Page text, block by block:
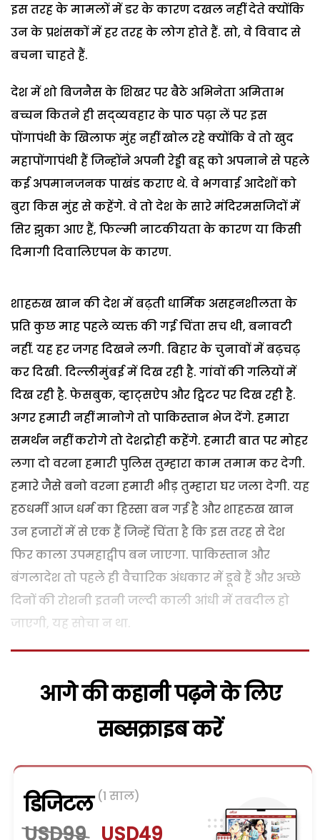
इस तरह के मामलों में डर के कारण दखल नहीं देते क्योंकि
उन के प्रशंसकों में हर तरह के लोग होते हैं. सो, वे विवाद से
बचना चाहते हैं.
देश में शो बिजनैस के शिखर पर बैठे अभिनेता अमिताभ
बच्चन कितने ही सद्व्यवहार के पाठ पढ़ा लें पर इस
पोंगापंथी के खिलाफ मुंह नहीं खोल रहे क्योंकि वे तो खुद
महापोंगापंथी हैं जिन्होंने अपनी रेड्डी बहू को अपनाने से पहले
कई अपमानजनक पाखंड कराए थे. वे भगवाई आदेशों को
बुरा किस मुंह से कहेंगे. वे तो देश के सारे मंदिरमसजिदों में
सिर झुका आए हैं, फिल्मी नाटकीयता के कारण या किसी
दिमागी दिवालिएपन के कारण.
शाहरुख खान की देश में बढ़ती धार्मिक असहनशीलता के
प्रति कुछ माह पहले व्यक्त की गई चिंता सच थी, बनावटी
नहीं. यह हर जगह दिखने लगी. बिहार के चुनावों में बढ़चढ़
कर दिखी. दिल्लीमुंबई में दिख रही है. गांवों की गलियों में
दिख रही है. फेसबुक, व्हाट्सऐप और ट्विटर पर दिख रही है.
अगर हमारी नहीं मानोगे तो पाकिस्तान भेज देंगे. हमारा
समर्थन नहीं करोगे तो देशद्रोही कहेेंगे. हमारी बात पर मोहर
लगा दो वरना हमारी पुलिस तुम्हारा काम तमाम कर देगी.
हमारे जैसे बनो वरना हमारी भीड़ तुम्हारा घर जला देगी. यह
हठधर्मी आज धर्म का हिस्सा बन गई है और शाहरुख खान
उन हजारों में से एक हैं जिन्हें चिंता है कि इस तरह से देश
फिर काला उपमहाद्वीप बन जाएगा. पाकिस्तान और
बंगलादेश तो पहले ही वैचारिक अंधकार में डूबे हैं और अच्छे
दिनों की रोशनी इतनी जल्दी काली आंधी में तबदील हो
जाएगी, यह सोचा न था.
आगे की कहानी पढ़ने के लिए
सब्सक्राइब करें
डिजिटल (1 साल)
USD99 USD49